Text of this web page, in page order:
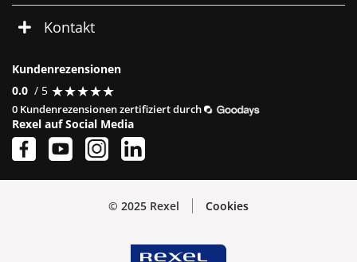
Kontakt
Kundenrezensionen
0.0 / 5 ★★★★★
★★★★★
0 Kundenrezensionen zertifiziert durch
Rexel auf Social Media
© 2025 Rexel Cookies